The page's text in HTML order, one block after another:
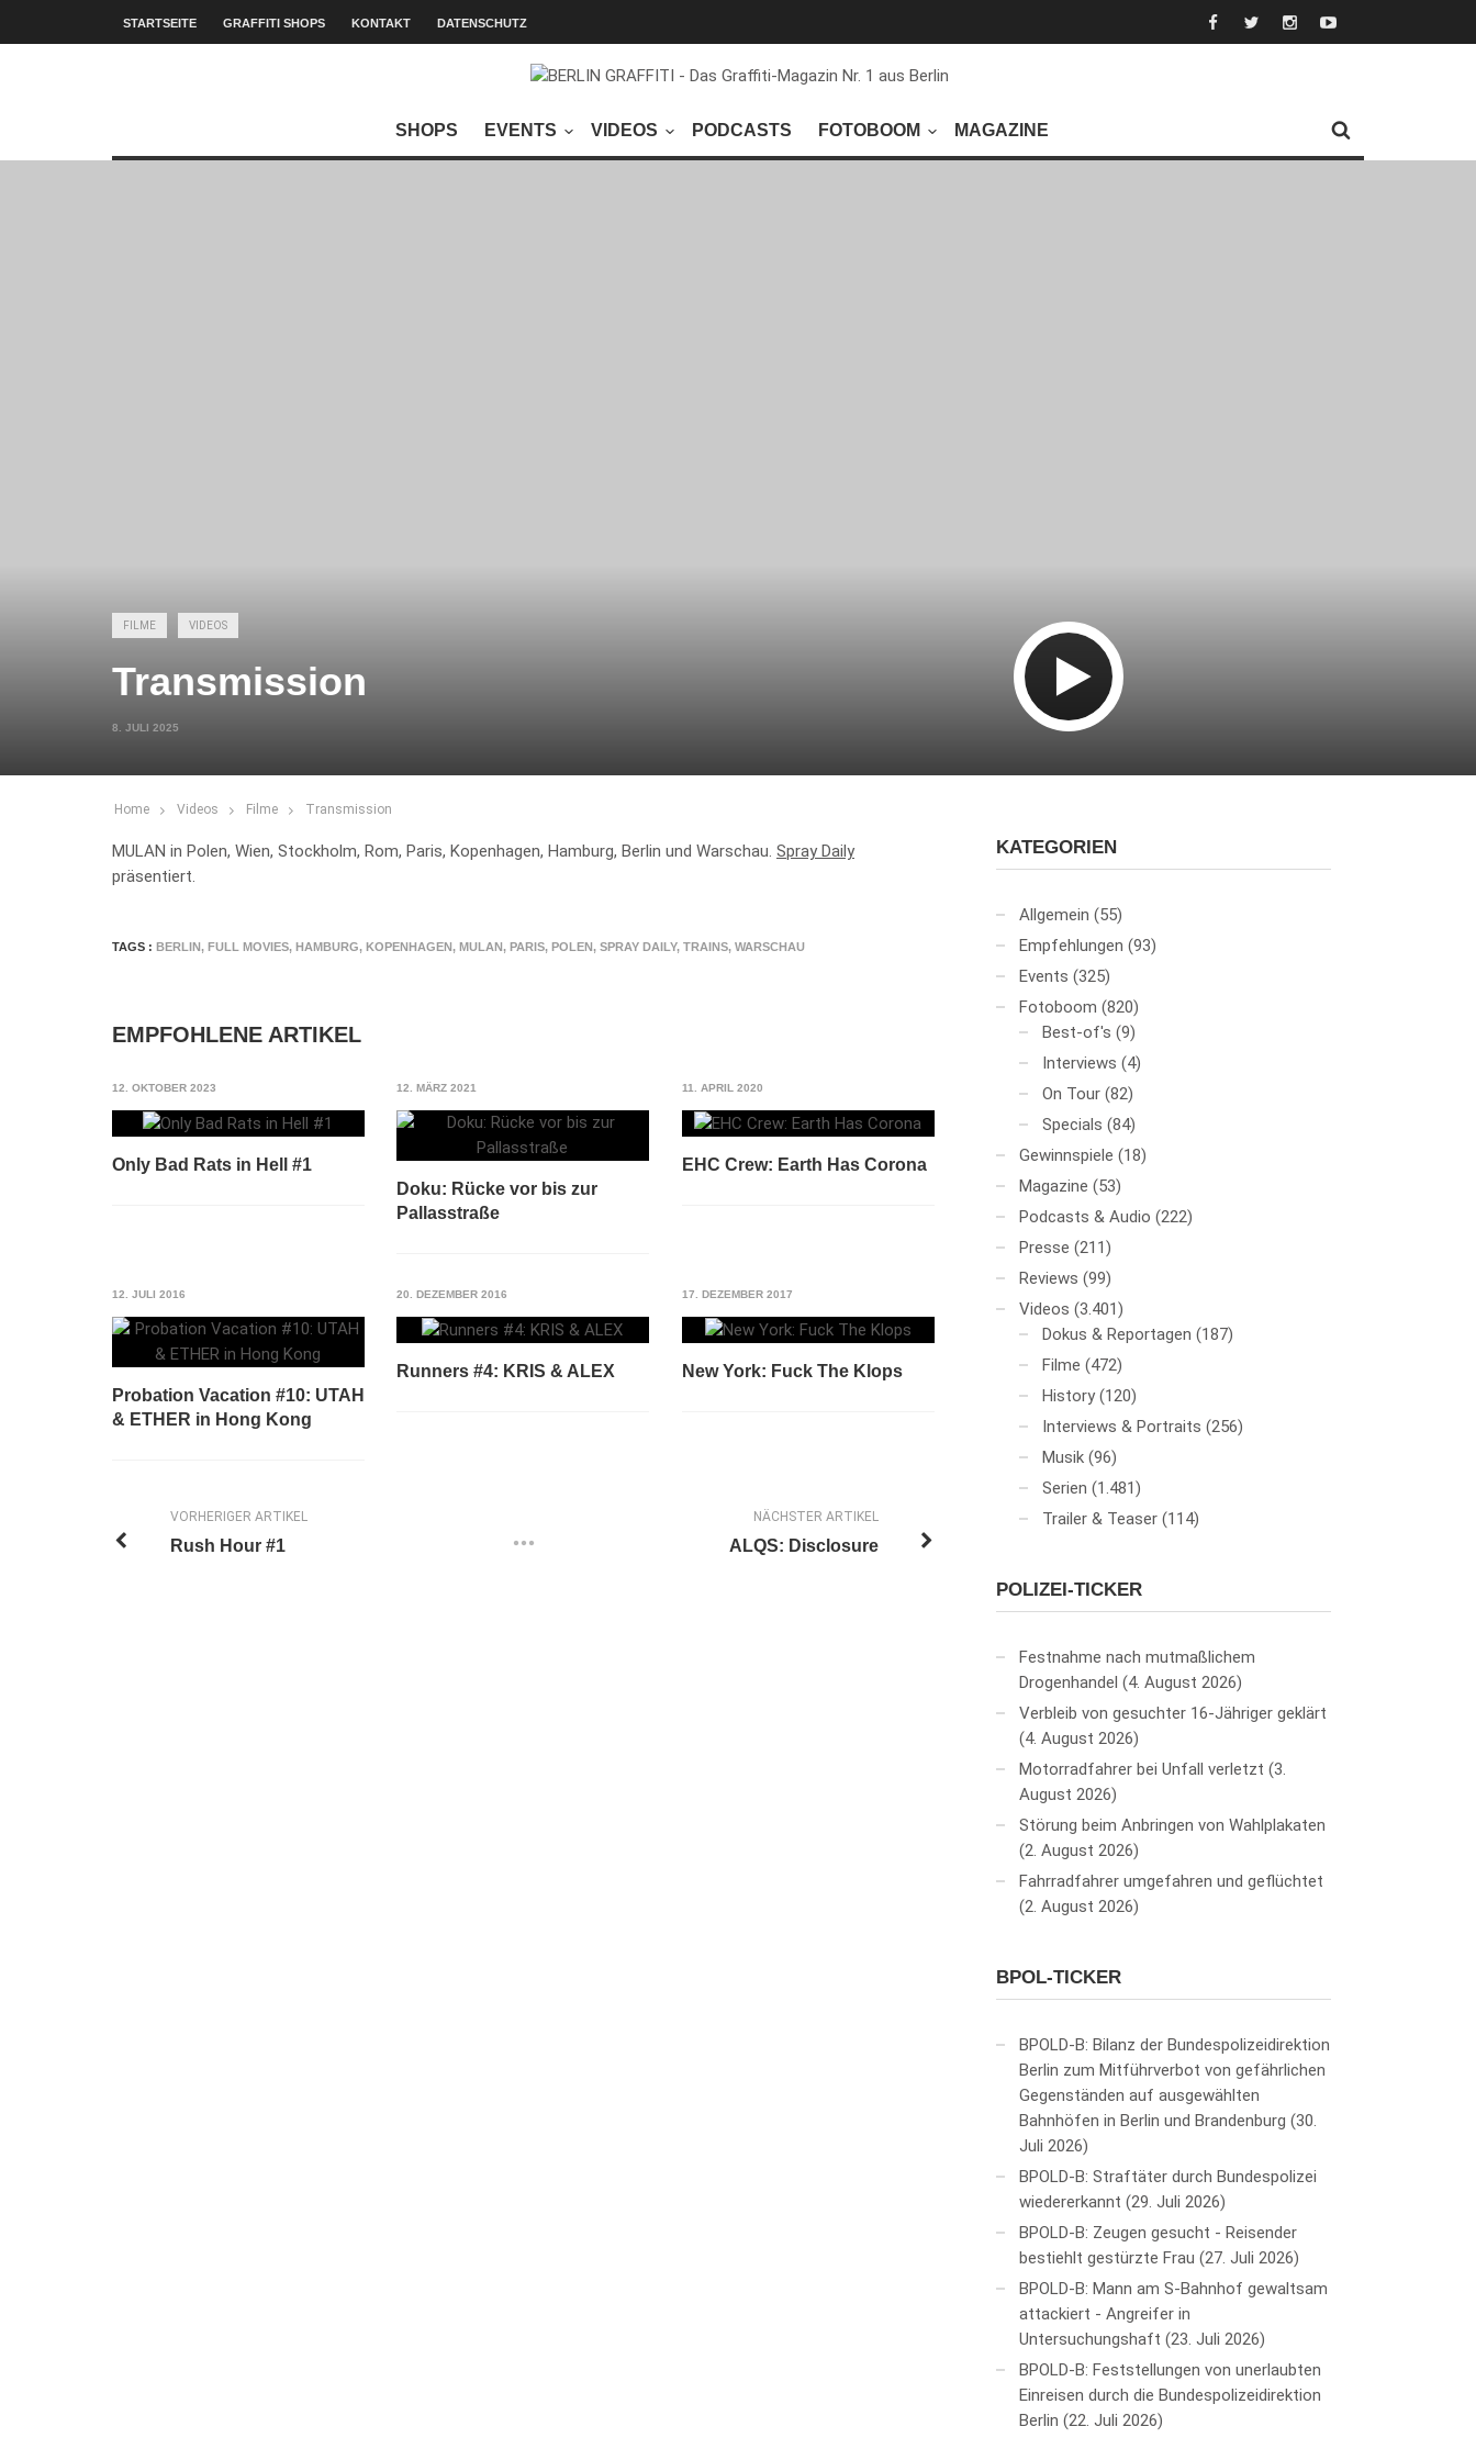
STARTSEITE GRAFFITI SHOPS KONTAKT DATENSCHUTZ
SHOPS EVENTS VIDEOS PODCASTS FOTOBOOM MAGAZINE
FILME VIDEOS
Transmission
8. JULI 2025
Home Videos Filme Transmission
MULAN in Polen, Wien, Stockholm, Rom, Paris, Kopenhagen, Hamburg, Berlin und Warschau. Spray Daily
präsentiert.
TAGS : BERLIN, FULL MOVIES, HAMBURG, KOPENHAGEN, MULAN, PARIS, POLEN, SPRAY DAILY, TRAINS, WARSCHAU
EMPFOHLENE ARTIKEL
12. OKTOBER 2023
Only Bad Rats in Hell #1
12. MÄRZ 2021
Doku: Rücke vor bis zur
Pallasstraße
11. APRIL 2020
EHC Crew: Earth Has Corona
12. JULI 2016
Probation Vacation #10: UTAH
& ETHER in Hong Kong
20. DEZEMBER 2016
Runners #4: KRIS & ALEX
17. DEZEMBER 2017
New York: Fuck The Klops
NÄCHSTER ARTIKEL
ALQS: Disclosure
VORHERIGER ARTIKEL
Rush Hour #1
KATEGORIEN
Allgemein (55)
Empfehlungen (93)
Events (325)
Fotoboom (820)
Best-of's (9)
Interviews (4)
On Tour (82)
Specials (84)
Gewinnspiele (18)
Magazine (53)
Podcasts & Audio (222)
Presse (211)
Reviews (99)
Videos (3.401)
Dokus & Reportagen (187)
Filme (472)
History (120)
Interviews & Portraits (256)
Musik (96)
Serien (1.481)
Trailer & Teaser (114)
POLIZEI-TICKER
Festnahme nach mutmaßlichem
Drogenhandel
4. August 2026
Verbleib von gesuchter 16-Jähriger geklärt
4. August 2026
Motorradfahrer bei Unfall verletzt 3.
August 2026
Störung beim Anbringen von Wahlplakaten
2. August 2026
Fahrradfahrer umgefahren und geflüchtet
2. August 2026
BPOL-TICKER
BPOLD-B: Bilanz der Bundespolizeidirektion
Berlin zum Mitführverbot von gefährlichen
Gegenständen auf ausgewählten
Bahnhöfen in Berlin und Brandenburg 30.
Juli 2026
BPOLD-B: Straftäter durch Bundespolizei
wiedererkannt 29. Juli 2026
BPOLD-B: Zeugen gesucht - Reisender
bestiehlt gestürzte Frau 27. Juli 2026
BPOLD-B: Mann am S-Bahnhof gewaltsam
attackiert - Angreifer in
Untersuchungshaft 23. Juli 2026
BPOLD-B: Feststellungen von unerlaubten
Einreisen durch die Bundespolizeidirektion
Berlin 22. Juli 2026